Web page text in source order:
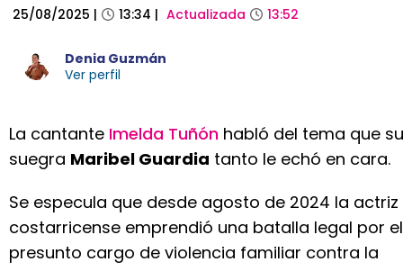
25/08/2025 | 13:34 | Actualizada 13:52
Denia Guzmán
Ver perfil
La cantante Imelda Tuñón habló del tema que su
suegra Maribel Guardia tanto le echó en cara.
Se especula que desde agosto de 2024 la actriz
costarricense emprendió una batalla legal por el
presunto cargo de violencia familiar contra la